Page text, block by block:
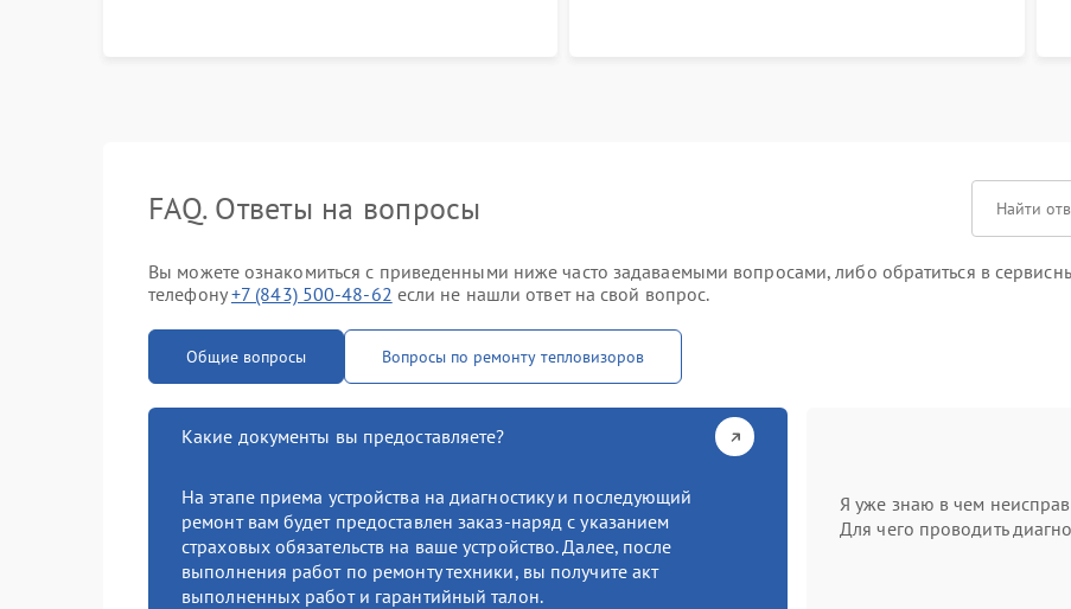
FAQ. Ответы на вопросы
Вы можете ознакомиться с приведенными ниже часто задаваемыми вопросами, либо обратиться в
телефону+7 (843) 500-48-62 если не нашли ответ на свой вопрос.
Общие вопросы Вопросы по ремонту тепловизоров
Какие документы вы предоставляете?
На этапе приема устройства на диагностику и последующий
ремонт вам будет предоставлен заказ-наряд с указанием
страховых обязательств на ваше устройство. Далее, после
выполнения работ по ремонту техники, вы получите акт
выполненных работ и гарантийный талон.
Я уже знаю в чем
Для чего проводить